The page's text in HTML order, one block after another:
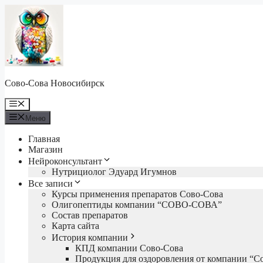
Перейти
содержимому
Сово-Сова Новосибирск
Меню
Меню
Главная
Магазин
Нейроконсультант
Нутрициолог Эдуард Игумнов
Все записи
Курсы применения препаратов Сово-Сова
Олигопептиды компании “СОВО-СОВА”
Состав препаратов
Карта сайта
История компании
КПД компании Сово-Сова
Продукция для оздоровления от компании